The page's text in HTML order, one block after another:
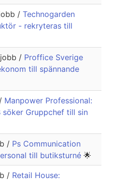
/ Technogarden
- rekryteras till
/ Proffice Sverige
till spännande
Manpower Professional:
söker Gruppchef till sin
/ Ps Communication
till butiksturné 🌟
/ Retail House: